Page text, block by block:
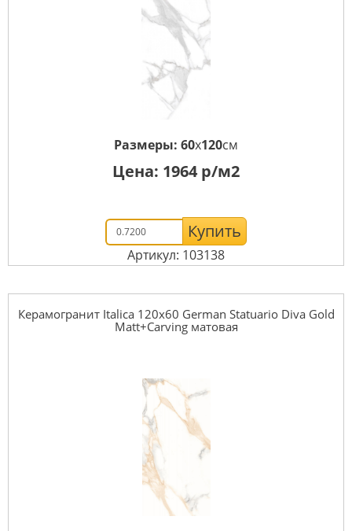
Размеры: 60x120см
Цена: 1964 р/м2
Купить
Артикул: 103138
Керамогранит Italica 120x60 German Statuario Diva Gold
Matt+Carving матовая